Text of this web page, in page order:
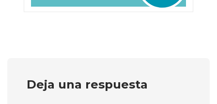
Deja una respuesta